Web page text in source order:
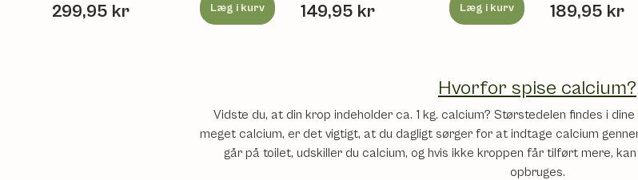
299,95 kr Læg i kurv 149,95 kr Læg i kurv 189,95 kr
Hvorfor spise calcium?
Vidste du, at din krop indeholder ca. 1 kg. calcium? Størstedelen findes i
meget calcium, er det vigtigt, at du dagligt sørger for at indtage calcium
går på toilet, udskiller du calcium, og hvis ikke kroppen får tilført mere,
opbruges.